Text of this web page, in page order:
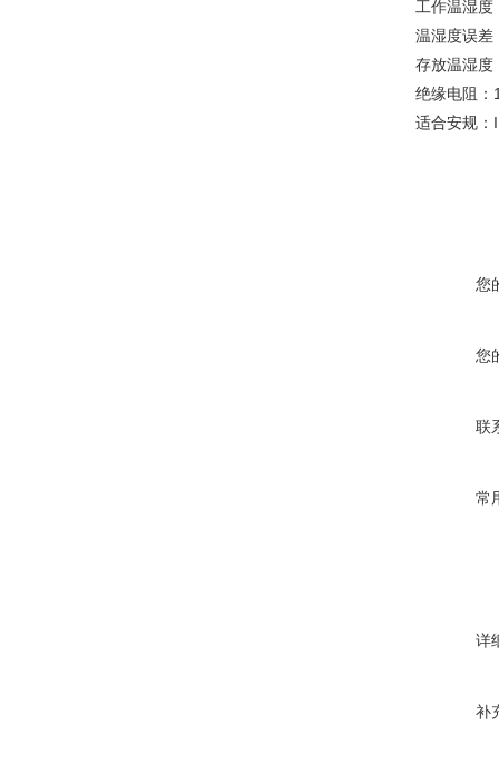
工作温湿
温湿度误
存放温湿
绝缘电阻
适合安规：
您
您
联
常
详
补